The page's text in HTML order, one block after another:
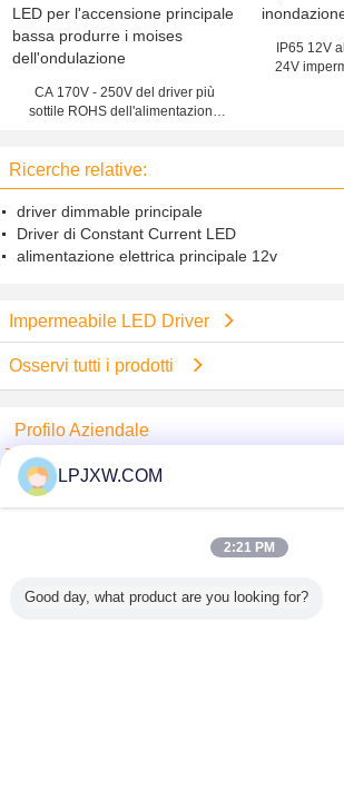
CA 170V - 250V del driver più
sottile ROHS dell'alimentazione
dell'ondulazione
IP65 12V
24V
Ricerche relative:
driver dimmable principale
Driver di Constant Current LED
alimentazione elettrica principale 12v
Impermeabile LED Driver
Osservi tutti i prodotti
Profilo Aziendale
Shenzhen Power Adapter Co.,Ltd.
Fornitori Verified
Verified Suplier
LPJXW.COM
2:21 PM
Good day, what product are you looking for?